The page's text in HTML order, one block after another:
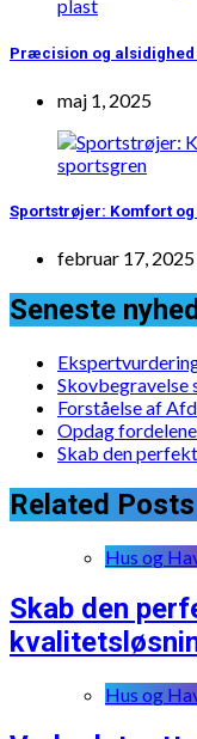
Præcision og
maj 1, 2025
Sportstrøjer: Komfort
februar 17, 2025
Seneste
Skovbegravelse
Forståelse af
Opdag
Skab den
Related Posts
Hus og
Skab den
Hus og